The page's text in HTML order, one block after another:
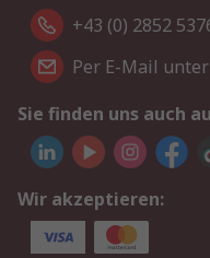
+43 (0) 2852
Per E-Mail
Sie finden uns auch
Wir akzeptieren: